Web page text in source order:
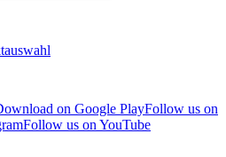
on Google PlayFollow us on
Follow us on YouTube